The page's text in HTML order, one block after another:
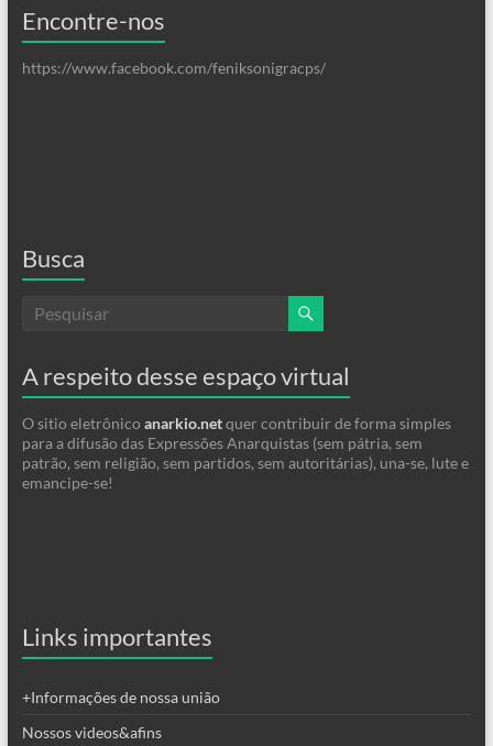
Encontre-nos
https://www.facebook.com/feniksonigracps/
Busca
A respeito desse espaço virtual
O sitio eletrônico anarkio.netquer contribuir de forma simples
para a difusão das Expressões Anarquistas (sem pátria, sem
patrão, sem religião, sem partidos, sem autoritárias), una-se, lute e
emancipe-se!
Links importantes
+Informações de nossa união
Nossos videos&afins